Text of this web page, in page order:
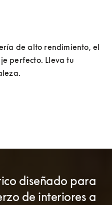
de alto rendimiento, el
perfecto. Lleva tu
diseñado para
de interiores a